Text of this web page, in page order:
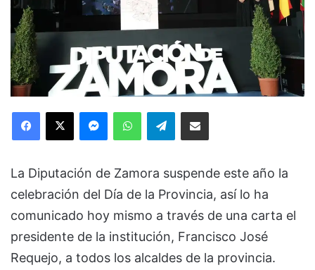
Facebook
X MessengerWhatsAppTelegramCompartir via Email
La Diputación de Zamora suspende este año la
celebración del Día de la Provincia, así lo ha
comunicado hoy mismo a través de una carta el
presidente de la institución, Francisco José
Requejo, a todos los alcaldes de la provincia.